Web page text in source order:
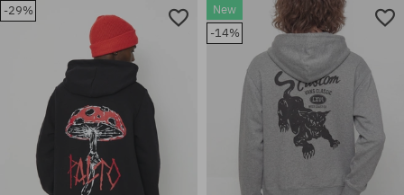
Mărimi existente:
Mărimi existente:
M; L; XL
-29%
New
-14%